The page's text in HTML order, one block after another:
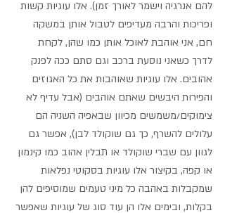
להם אנרגיה וישמר לאורך זמן). אלו עוגיות קשות
ופריכות והרבה מעדיפים לטבול אותן במשקה
חם, אני אוהבת לאוכל אותן כמו שהן, לקחת
לדרך כשאני נוסעת ברכב וגם סתם ככה לפנק
אהובים. אלו עוגיות שאוהבות את כל האגוזים
והפירות היבשים שאתם אוהבים (אבל עדיף לא
צימוקים/משמשים מכיוון שבאפיה השניה הם
עלולים להשרף, כך גם שוקולד לבן), אפשר גם
לגוון עם שברי שוקולד או תבלין אהוב כמו קינמון
או קפה, בקיצור אלו עוגיות בסקוטי נפלאות
שמקבלות באהבה כל מיני טעמים שמוסיפים להן
בקלות, ובימים אלו הן עוד סוג של עוגיות שאפשר